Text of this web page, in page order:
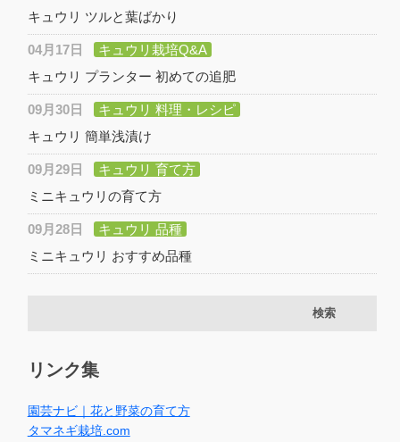
キュウリ ツルと葉ばかり
04月17日
キュウリ栽培Q&A
キュウリ プランター 初めての追肥
09月30日
キュウリ 料理・レシピ
キュウリ 簡単浅漬け
09月29日
キュウリ 育て方
ミニキュウリの育て方
09月28日
キュウリ 品種
ミニキュウリ おすすめ品種
リンク集
園芸ナビ｜花と野菜の育て方
タマネギ栽培.com